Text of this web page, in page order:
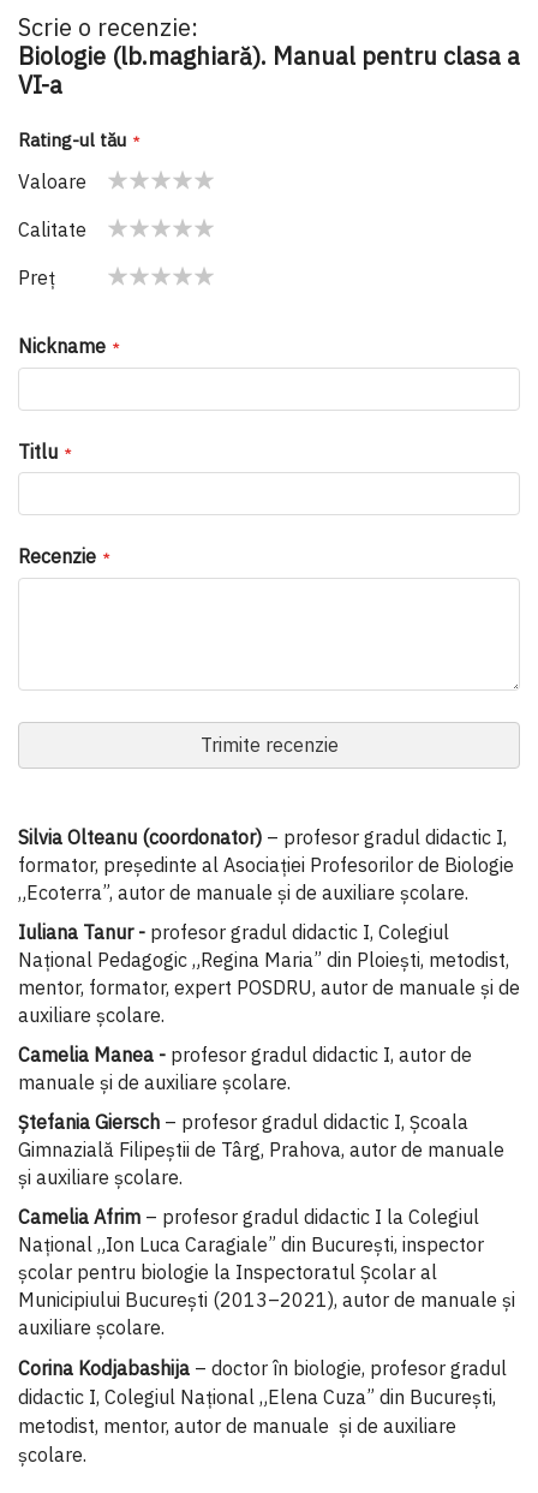
Scrie o recenzie:
Biologie (lb.maghiară). Manual pentru clasa a
VI-a
Rating-ul tău
Valoare
star
stars
stars
stars
stars
Calitate
star
stars
stars
stars
stars
Preţ
Nickname
Titlu
Recenzie
Trimite recenzie
Silvia Olteanu (coordonator) – profesor gradul didactic I,
formator, președinte al Asociației Profesorilor de Biologie
„Ecoterra”, autor de manuale și de auxiliare școlare.
Iuliana Tanur - profesor gradul didactic I, Colegiul
Național Pedagogic „Regina Maria” din Ploiești, metodist,
mentor, formator, expert POSDRU, autor de manuale și de
auxiliare școlare.
Camelia Manea - profesor gradul didactic I, autor de
manuale și de auxiliare școlare.
Ștefania Giersch – profesor gradul didactic I, Școala
Gimnazială Filipeștii de Târg, Prahova, autor de manuale
și auxiliare școlare.
Camelia Afrim – profesor gradul didactic I la Colegiul
Național „Ion Luca Caragiale” din București, inspector
școlar pentru biologie la Inspectoratul Școlar al
Municipiului București (2013–2021), autor de manuale și
auxiliare școlare.
Corina Kodjabashija – doctor în biologie, profesor gradul
didactic I, Colegiul Național „Elena Cuza” din București,
metodist, mentor, autor de manuale și de auxiliare
școlare.